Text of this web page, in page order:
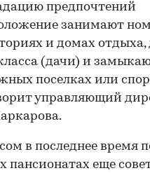
предпочтений
занимают
и домах отдыха,
(дачи) и
поселках или
управляющий
в последнее время
пансионатах еще